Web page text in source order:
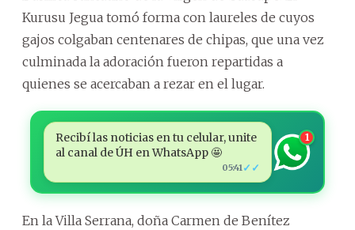
Kurusu Jegua tomó forma con laureles de cuyos
gajos colgaban centenares de chipas, que una vez
culminada la adoración fueron repartidas a
quienes se acercaban a rezar en el lugar.
Recibí las noticias en tu celular, unite
al canal de ÚH en WhatsApp 🤩
05:41✓✓
1
En la Villa Serrana, doña Carmen de Benítez